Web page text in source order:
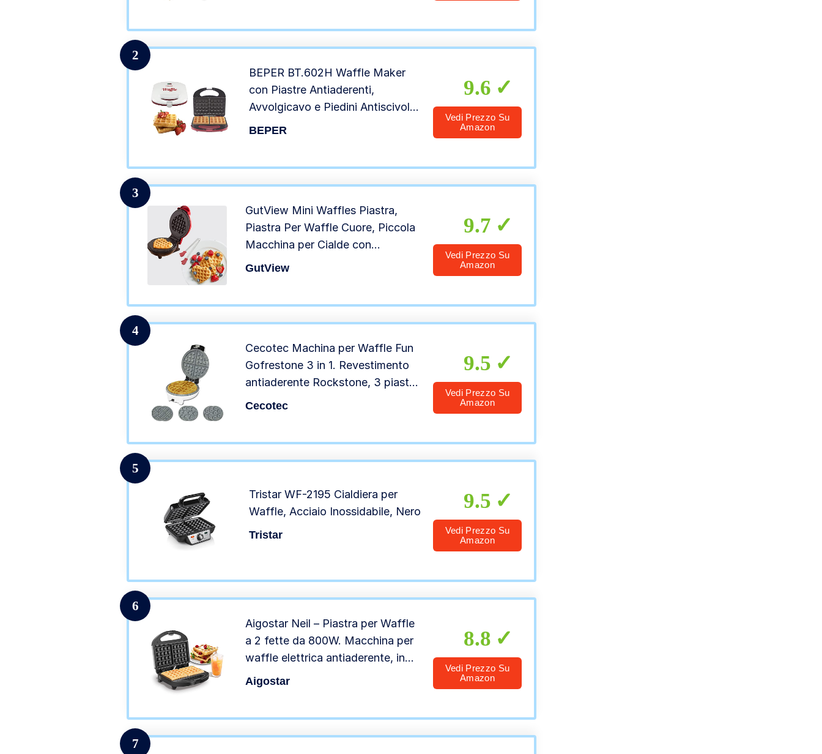
2
BEPER BT.602H Waffle Maker
con Piastre Antiaderenti,
Avvolgicavo e Piedini Antiscivolo
– Piastra Waffle 780 W
BEPER
9.6
Vedi Prezzo Su
Amazon
3
GutView Mini Waffles Piastra,
Piastra Per Waffle Cuore, Piccola
Macchina per Cialde con
rivestimento
GutView
9.7
Vedi Prezzo Su
Amazon
4
Cecotec Machina per Waffle Fun
Gofrestone 3 in 1. Revestimento
antiaderente Rockstone, 3 piastre
rimovibili (Waffle, Muffin,
Cecotec
9.5
Vedi Prezzo Su
Amazon
5
Tristar WF-2195 Cialdiera per
Waffle, Acciaio Inossidabile, Nero
Tristar
9.5
Vedi Prezzo Su
Amazon
6
Aigostar Neil – Piastra per Waffle
a 2 fette da 800W. Macchina per
waffle elettrica antiaderente, in
acciaio inox. Manico a tocco
Aigostar
8.8
Vedi Prezzo Su
Amazon
7